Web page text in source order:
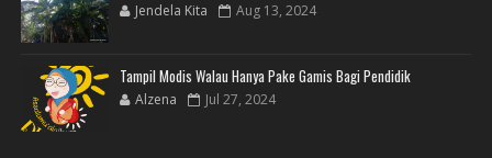
Jendela Kita Aug 13, 2024
Tampil Modis Walau Hanya Pake Gamis Bagi Pendidik
Alzena Jul 27, 2024